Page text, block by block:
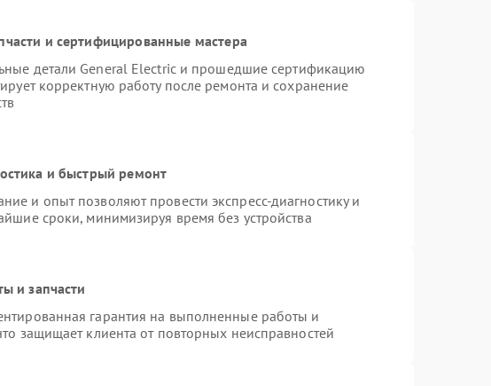
и сертифицированные мастера
детали General Electric и прошедшие сертификацию
корректную работу после ремонта и сохранение
и быстрый ремонт
и опыт позволяют провести экспресс-диагностику и
сроки, минимизируя время без устройства
и запчасти
гарантия на выполненные работы и
защищает клиента от повторных неисправностей